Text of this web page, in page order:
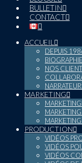
BULLETIN
CONTACT
ACCUEIL
DEPUIS
BIOGRAPHIE
NOS
MARKETING
MARKETING
PRODUCTION
VIDÉOS
VIDÉOS
VIDÉOS